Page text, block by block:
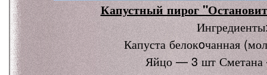
Капустный пирог
Капуста белокoчанная
Яйцо — 3 шт